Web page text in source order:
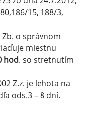
15, 188/3,
Zb. o správnom
miestnu
hod. so stretnutím
Z.z. je lehota na
ods.3 – 8 dní.